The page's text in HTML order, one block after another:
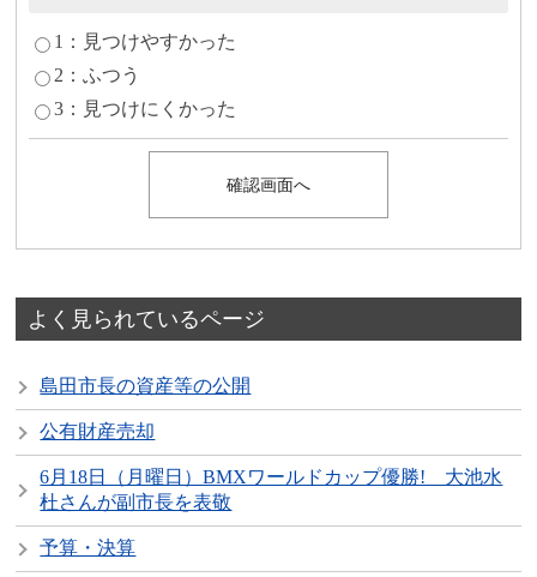
1：見つけやすかった
2：ふつう
3：見つけにくかった
よく見られているページ
島田市長の資産等の公開
公有財産売却
6月18日（月曜日）BMXワールドカップ優勝! 大池水
杜さんが副市長を表敬
予算・決算